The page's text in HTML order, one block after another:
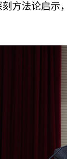
方法论启示